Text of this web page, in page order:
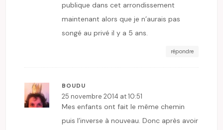
publique dans cet arrondissement
maintenant alors que je n’aurais pas
songé au privé il y a 5 ans.
répondre
BOUDU
25 novembre 2014 at 10:51
Mes enfants ont fait le même chemin
puis l’inverse à nouveau. Donc après avoir